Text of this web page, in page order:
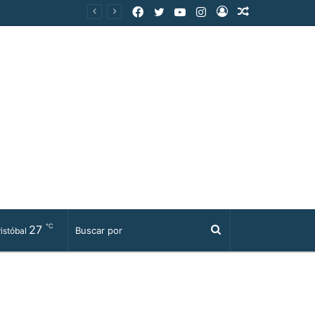
Publicación
Acceso
Instagram
YouTube
Twitter
Facebook
Buscar
27 ℃